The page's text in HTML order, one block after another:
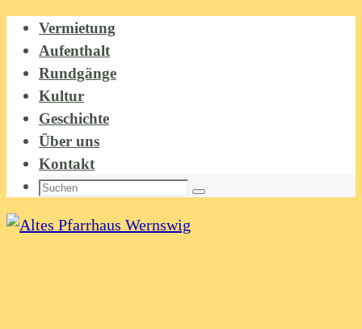
Zum
Inhalt
springen
Vermietung
Aufenthalt
Rundgänge
Kultur
Geschichte
Über uns
Kontakt
Suchen
Suchen